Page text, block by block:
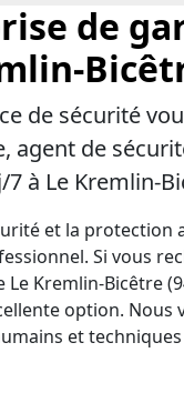
de
de sécurité
agent de
à Le Kremlin-
et la protection
Si vous
Le Kremlin-Bicêtre
option. Nous
et